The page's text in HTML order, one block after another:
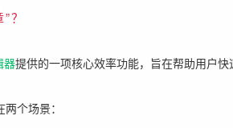
？
器提供的一项核心效率功能，旨在帮助用户快
个场景：